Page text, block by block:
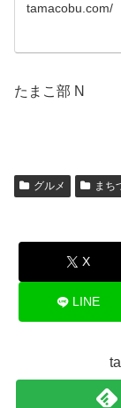
tamacobu.com/
たまこ部 N
グルメ まち
X
LINE